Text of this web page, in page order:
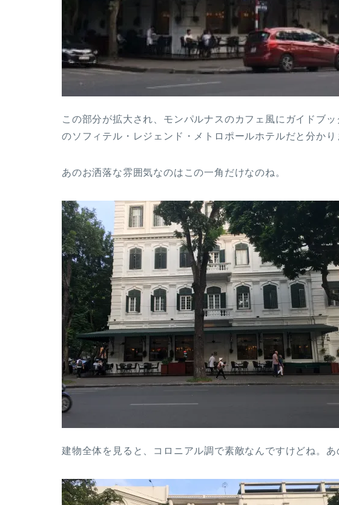
この部分が拡大され、モンパルナスのカフェ風にガイドブ
のソフィテル・レジェンド・メトロポールホテルだと分かり
あのお洒落な雰囲気なのはこの一角だけなのね。
建物全体を見ると、コロニアル調で素敵なんですけどね。あ